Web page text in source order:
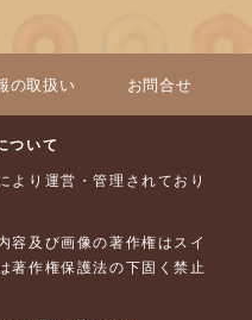
の取扱い お問合せ
ついて
より運営・管理されており
容及び画像の著作権はスイ
著作権保護法の下固く禁止